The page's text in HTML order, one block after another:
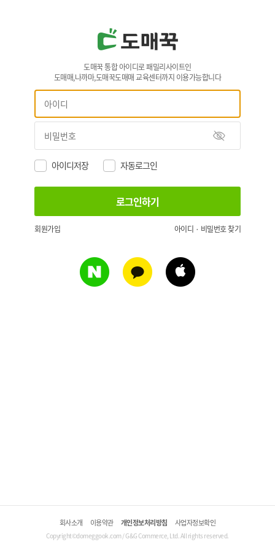
도매꾹 통합 아이디로 패밀리사이트인
도매매,나까마,도매꾹도매매 교육센터까지 이용가능합니다
아이디저장 자동로그인
회원가입 아이디 · 비밀번호 찾기
회사소개 이용약관 개인정보처리방침 사업자정보확인
Copyright©domeggook.com / G&G Commerce, Ltd. All rights reserved.